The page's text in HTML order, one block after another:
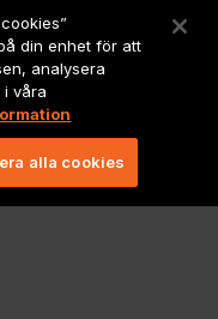
LLC. All Rights
din enhet för att
analysera
våra
alla cookies